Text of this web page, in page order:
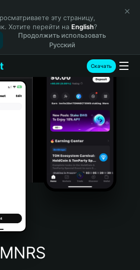
эту страницу,
Хотите перейти на English?
Продолжить использовать
Русский
Скачать